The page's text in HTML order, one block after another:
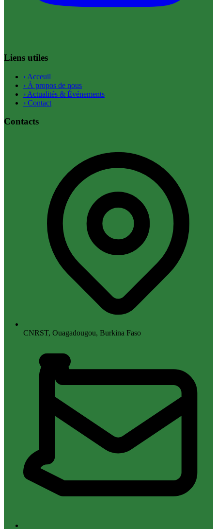
Liens utiles
› Acceuil
› À propos de nous
› Actualités & Événements
› Contact
Contacts
CNRST, Ouagadougou, Burkina Faso